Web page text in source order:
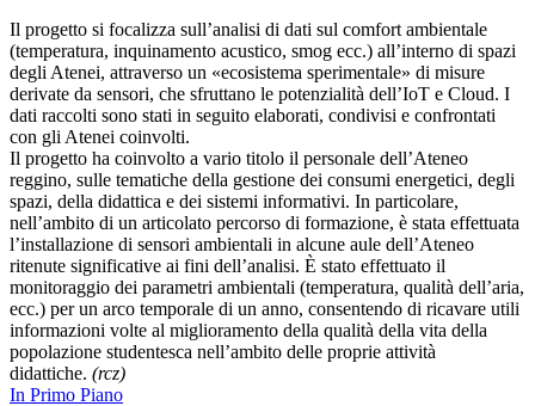
Il progetto si focalizza sull’analisi di dati sul comfort ambientale
(temperatura, inquinamento acustico, smog ecc.) all’interno di spazi
degli Atenei, attraverso un «ecosistema sperimentale» di misure
derivate da sensori, che sfruttano le potenzialità dell’IoT e Cloud. I
dati raccolti sono stati in seguito elaborati, condivisi e confrontati
con gli Atenei coinvolti.
Il progetto ha coinvolto a vario titolo il personale dell’Ateneo
reggino, sulle tematiche della gestione dei consumi energetici, degli
spazi, della didattica e dei sistemi informativi. In particolare,
nell’ambito di un articolato percorso di formazione, è stata effettuata
l’installazione di sensori ambientali in alcune aule dell’Ateneo
ritenute significative ai fini dell’analisi. È stato effettuato il
monitoraggio dei parametri ambientali (temperatura, qualità dell’aria,
ecc.) per un arco temporale di un anno, consentendo di ricavare utili
informazioni volte al miglioramento della qualità della vita della
popolazione studentesca nell’ambito delle proprie attività
didattiche. (rcz)
In Primo Piano